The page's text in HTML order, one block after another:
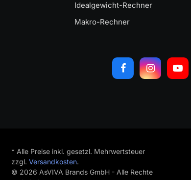
Idealgewicht-Rechner
Makro-Rechner
* Alle Preise inkl. gesetzl. Mehrwertsteuer
zzgl. Versandkosten.
© 2026 AsVIVA Brands GmbH - Alle Rechte